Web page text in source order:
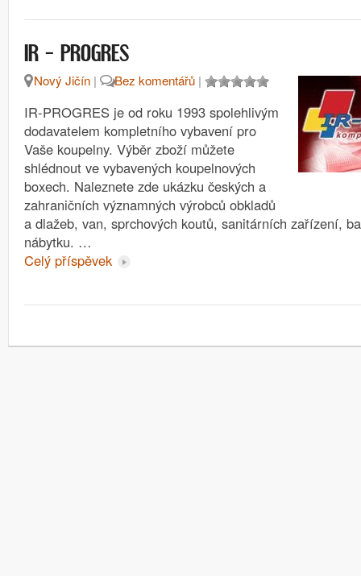
IR – PROGRES
Nový Jičín | Bez komentářů |
IR-PROGRES je od roku 1993 spolehlivým
dodavatelem kompletního vybavení pro
Vaše koupelny. Výběr zboží můžete
shlédnout ve vybavených koupelnových
boxech. Naleznete zde ukázku českých a
zahraničních významných výrobců obkladů
a dlažeb, van, sprchových koutů, sanitárních zařízení,
nábytku. …
Celý příspěvek